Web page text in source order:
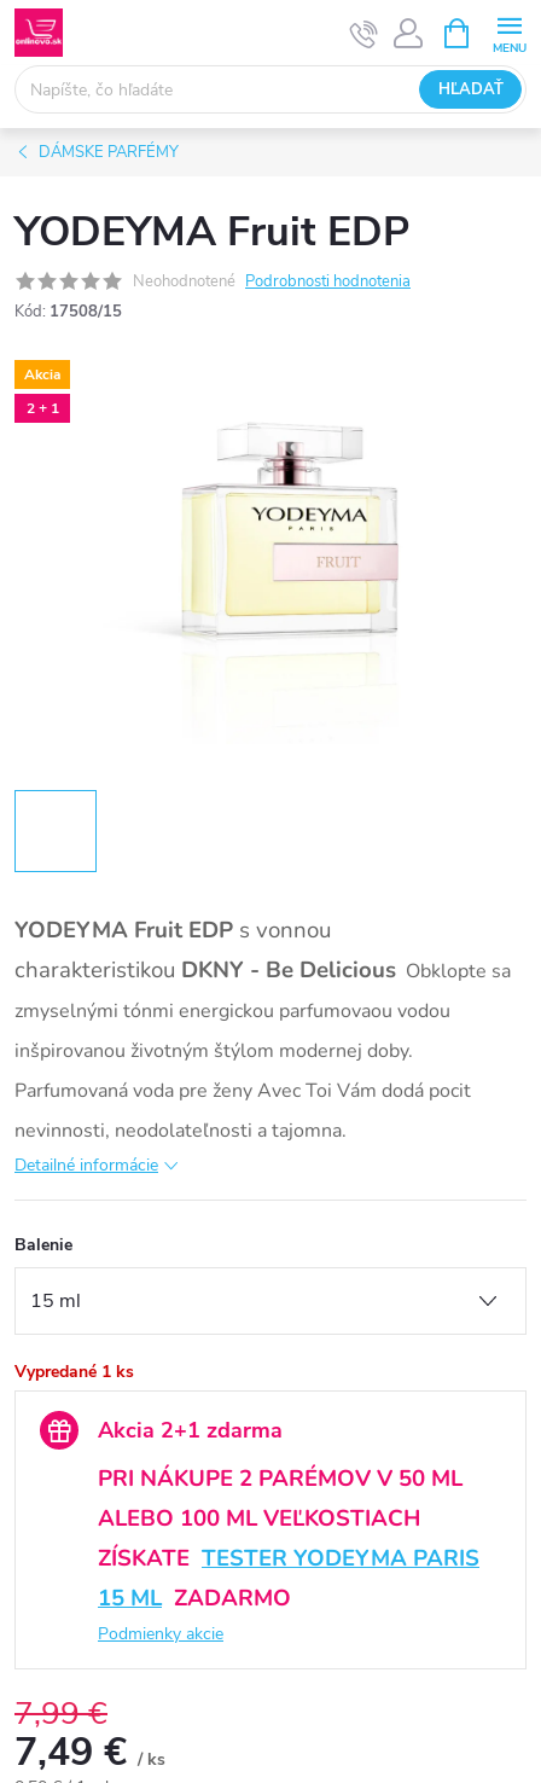
Prejsť
na
obsah
HĽADAŤ
KOŠÍK
DÁMSKE PARFÉMY
YODEYMA Fruit EDP
Neohodnotené Podrobnosti hodnotenia
Kód: 17508/15
Akcia
2 + 1
YODEYMA Fruit EDP s vonnou
charakteristikou DKNY - Be Delicious Obklopte sa
zmyselnými tónmi energickou parfumovaou vodou
inšpirovanou životným štýlom modernej doby.
Parfumovaná voda pre ženy Avec Toi Vám dodá pocit
nevinnosti, neodolateľnosti a tajomna.
Detailné informácie
Balenie
Vypredané 1 ks
Akcia 2+1 zdarma
PRI NÁKUPE 2 PARÉMOV V 50 ML
ALEBO 100 ML VEĽKOSTIACH
ZÍSKATE TESTER YODEYMA PARIS
15 ML ZADARMO
Podmienky akcie
7,99 €
7,49 € / ks